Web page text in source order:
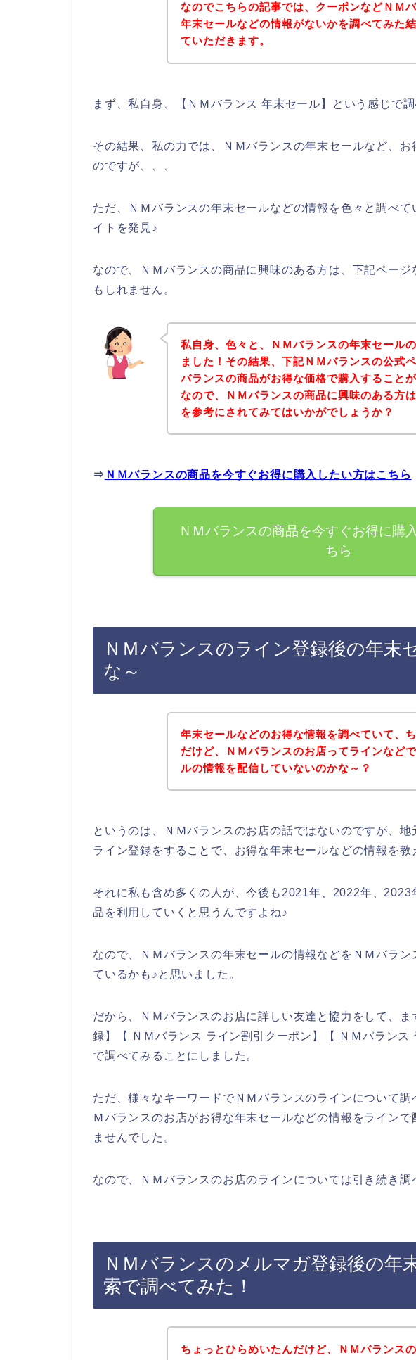
なのでこちらの記事では、クーポンなどＮＭ
年末セールなどの情報がないかを調べてみた
ていただきます。
まず、私自身、【ＮＭバランス 年末セール】という感じで
その結果、私の力では、ＮＭバランスの年末セールなど、
のですが、、、
ただ、ＮＭバランスの年末セールなどの情報を色々と調べ
イトを発見♪
なので、ＮＭバランスの商品に興味のある方は、下記ペー
もしれません。
私自身、色々と、ＮＭバランスの年末セール
ました！その結果、下記ＮＭバランスの公式
バランスの商品がお得な価格で購入すること
なので、ＮＭバランスの商品に興味のある方
を参考にされてみてはいかがでしょうか？
⇒ ＮＭバランスの商品を今すぐお得に購入したい方はこちら
ＮＭバランスの商品を今すぐお得に購
ちら
ＮＭバランスのライン登録後の年末
な～
年末セールなどのお得な情報を調べていて、
だけど、ＮＭバランスのお店ってラインなど
ルの情報を配信していないのかな～？
というのは、ＮＭバランスのお店の話ではないのですが、
ライン登録をすることで、お得な年末セールなどの情報を教
それに私も含め多くの人が、今後も2021年、2022年、
品を利用していくと思うんですよね♪
なので、ＮＭバランスの年末セールの情報などをＮＭバラ
ているかも♪と思いました。
だから、ＮＭバランスのお店に詳しい友達と協力をして、
録】【 ＮＭバランス ライン割引クーポン】【 ＮＭバランス
で調べてみることにしました。
ただ、様々なキーワードでＮＭバランスのラインについて調
Ｍバランスのお店がお得な年末セールなどの情報をラインで
ませんでした。
なので、ＮＭバランスのお店のラインについては引き続き調
ＮＭバランスのメルマガ登録後の年
索で調べてみた！
ちょっとひらめいたんだけど、ＮＭバランス